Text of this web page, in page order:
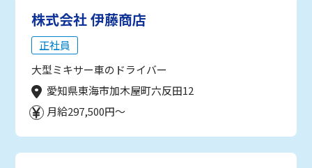
株式会社 伊藤商店
正社員
大型ミキサー車のドライバー
愛知県東海市加木屋町六反田12
月給297,500円～